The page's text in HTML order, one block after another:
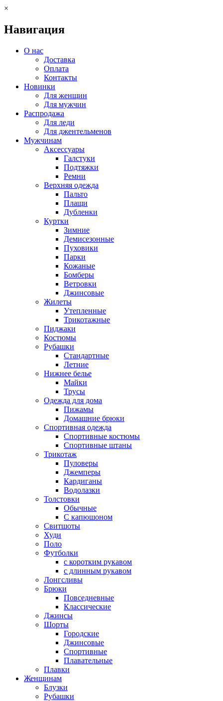
×
Навигация
О нас
Доставка
Оплата
Контакты
Новинки
Для женщин
Для мужчин
Распродажа
Для леди
Для джентельменов
Мужчинам
Аксессуары
Галстуки
Подтяжки
Ремни
Верхняя одежда
Пальто
Плащи
Дубленки
Куртки
Зимние
Демисезонные
Пуховики
Парки
Кожаные
Бомберы
Ветровки
Джинсовые
Жилеты
Утепленные
Трикотажные
Пиджаки
Костюмы
Рубашки
Стандартные
Летние
Нижнее белье
Майки
Трусы
Одежда для дома
Пижамы
Домашние брюки
Спортивная одежда
Спортивные костюмы
Спортивные штаны
Трикотаж
Пуловеры
Джемперы
Кардиганы
Водолазки
Толстовки
Обычные
С капюшоном
Свитшоты
Худи
Поло
Футболки
с коротким рукавом
с длинным рукавом
Лонгсливы
Брюки
Повседневные
Классические
Джинсы
Шорты
Городские
Джинсовые
Спортивные
Плавательные
Плавки
Женщинам
Блузки
Рубашки